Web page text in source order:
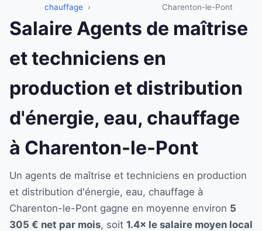
chauffage
Charenton-le-Pont
Salaire Agents de maîtrise
et techniciens en
production et distribution
d'énergie, eau, chauffage
à Charenton-le-Pont
Un agents de maîtrise et techniciens en production
et distribution d'énergie, eau, chauffage à
Charenton-le-Pont gagne en moyenne environ 5
305 € net par mois, soit 1.4× le salaire moyen local